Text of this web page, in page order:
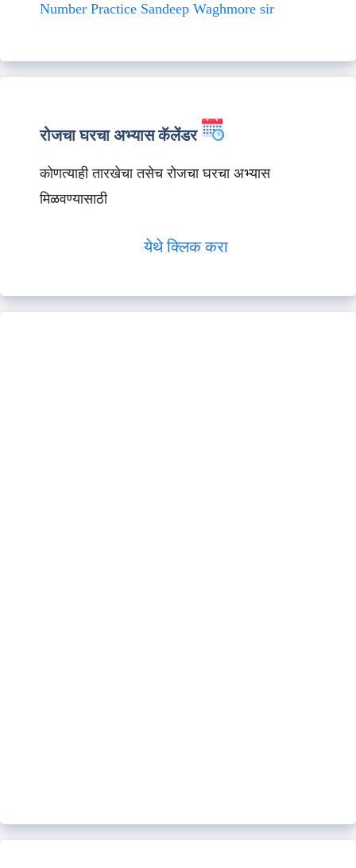
Number Practice Sandeep Waghmore sir
रोजचा घरचा अभ्यास कॅलेंडर
कोणत्याही तारखेचा तसेच रोजचा घरचा अभ्यास
मिळवण्यासाठी
येथे क्लिक करा